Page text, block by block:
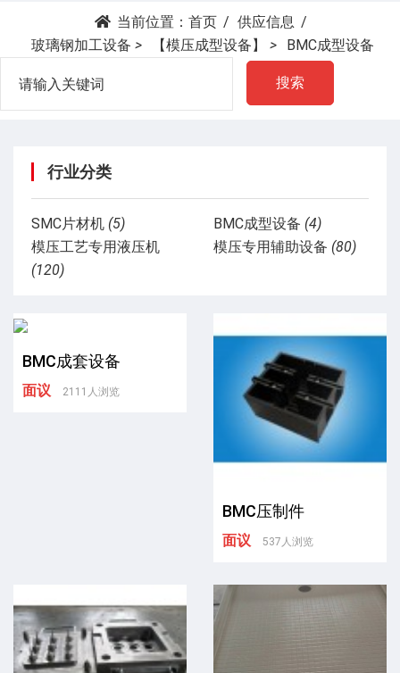
当前位置： 首页
供应信息
玻璃钢加工设备 > 【模压成型设备】 > BMC成型设备
搜索
行业分类
SMC片材机 (5) BMC成型设备 (4)
模压工艺专用液压机
(120)
模压专用辅助设备 (80)
BMC成套设备
面议 2111人浏览
BMC压制件
面议 537人浏览